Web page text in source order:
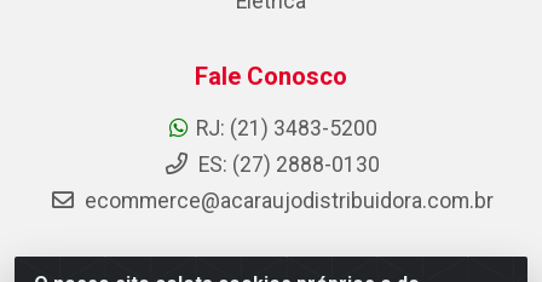
Fale Conosco
RJ: (21) 3483-5200
ES: (27) 2888-0130
ecommerce@acaraujodistribuidora.com.br